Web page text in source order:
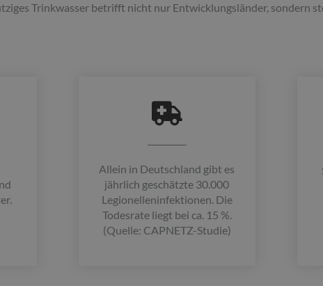
Trinkwasser betrifft nicht nur Entwicklungsländer, sondern
Allein in Deutschland gibt es
jährlich geschätzte 30.000
Legionelleninfektionen. Die
Todesrate liegt bei ca. 15 %.
(Quelle: CAPNETZ-Studie)